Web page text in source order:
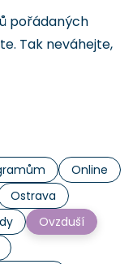
pořádaných
Tak neváhejte,
Online
Ostrava
Ovzduší